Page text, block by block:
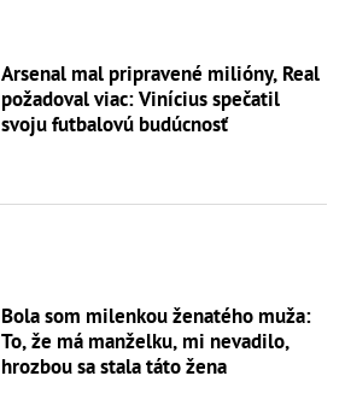
Arsenal mal pripravené milióny, Real
požadoval viac: Vinícius spečatil
svoju futbalovú budúcnosť
Bola som milenkou ženatého muža:
To, že má manželku, mi nevadilo,
hrozbou sa stala táto žena